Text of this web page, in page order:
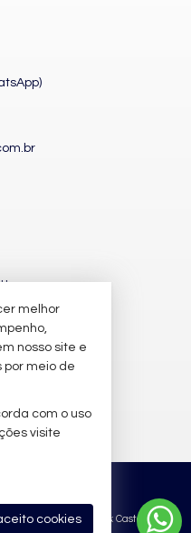
Privacidade
Site para imobiliárias: Castel Digital
melhor
nosso site e
meio de
com o uso
visite
cookies